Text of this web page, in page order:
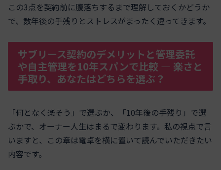
この3点を契約前に腹落ちするまで理解しておくかどうか
で、数年後の手残りとストレスがまったく違ってきます。
サブリース契約のデメリットと管理委託
や自主管理を10年スパンで比較 ― 楽さと
手取り、あなたはどちらを選ぶ？
「何となく楽そう」で選ぶか、「10年後の手残り」で選
ぶかで、オーナー人生はまるで変わります。私の視点で言
いますと、この章は電卓を横に置いて読んでいただきたい
内容です。